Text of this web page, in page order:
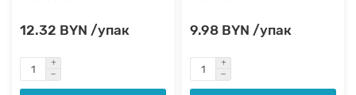
12.32 BYN /упак 9.98 BYN /упак